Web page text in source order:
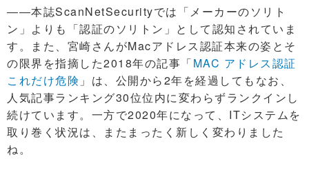
――本誌ScanNetSecurityでは「メーカーのソリト
ン」よりも「認証のソリトン」として認知されていま
す。また、宮崎さんがMacアドレス認証本来の姿とそ
の限界を指摘した2018年の記事「MAC アドレス認証
これだけ危険 」は、公開から2年を経過してもなお、
人気記事ランキング30位位内に変わらずランクインし
続けています。一方で2020年になって、ITシステムを
取り巻く状況は、またまったく新しく変わりました
ね。